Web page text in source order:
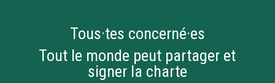
Tous·tes concerné·es
Tout le monde peut partager et
signer la charte